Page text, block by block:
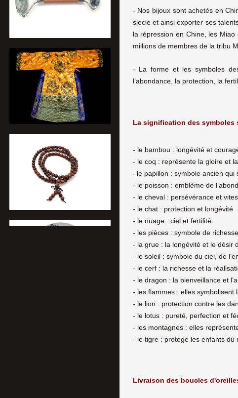
- Nos bijoux sont achetés en
siècle et ainsi exporter ses
la répression en Chine, les
millions de membres de la tribu
- La forme et les symboles
l’abondance, la protection, la
La signification des symboles
- le bambou : longévité et
- le coq : représente la gloire et
- le papillon : symbole ancien qui
- le poisson : emblème de
- le cheval : persévérance et
- le chat : protection et longévité
- le nuage : ciel et fertilité
- les pièces : symbole de richesse
- la grue : la longévité et le désir
- le soleil : symbole du ciel, de
- le cerf : la richesse et la
- le dragon : la bienveillance et
- les flammes : elles symbolisent
- le lion : protection contre les
- le lotus : pureté, perfection et
- les montagnes : elles
- le tigre : protège les enfants du
Livraison des boucles